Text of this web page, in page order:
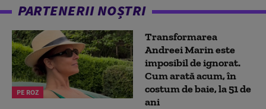
PARTENERII NOȘTRI
PE ROZ
Transformarea
Andreei Marin este
imposibil de ignorat.
Cum arată acum, în
costum de baie, la 51 de
ani